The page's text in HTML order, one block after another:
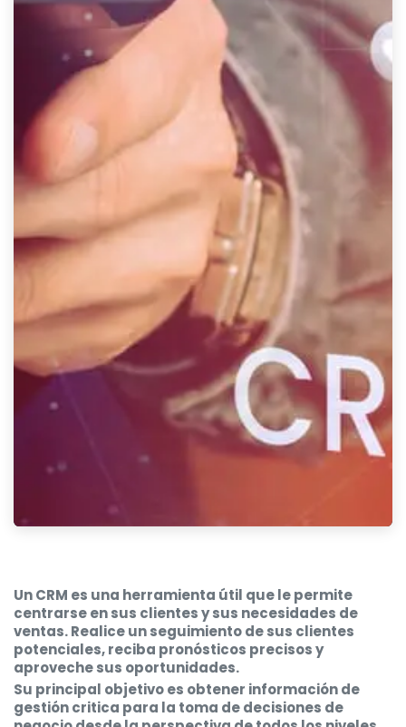
UnCRM es una herramienta útil que le permite
centrarse en sus clientes y sus necesidades de
ventas. Realice un seguimiento de sus clientes
potenciales, reciba pronósticos precisos y
aproveche sus oportunidades.
Su principal objetivo es obtener información de
gestión critica para la toma de decisiones de